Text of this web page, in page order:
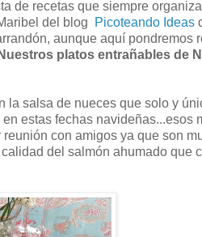
de recetas que siempre
del blog Picoteando Ideas
aunque aquí pondremos
platos entrañables de
salsa de nueces que solo y
estas fechas navideñas...esos
con amigos ya que son
del salmón ahumado que